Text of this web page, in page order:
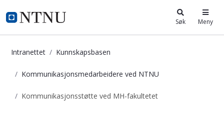
i.ntnu.no Søk Meny
Intranettet Kunnskapsbasen
Kommunikasjonsmedarbeidere ved NTNU
Kommunikasjonsstøtte ved MH-fakultetet